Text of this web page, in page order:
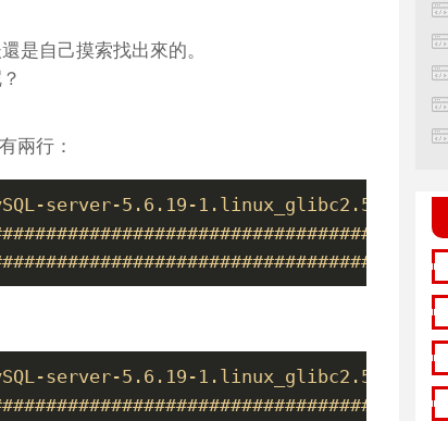
是自己摸索找出來的。
兩行：
server-5.6.19-
server-5.6.19-